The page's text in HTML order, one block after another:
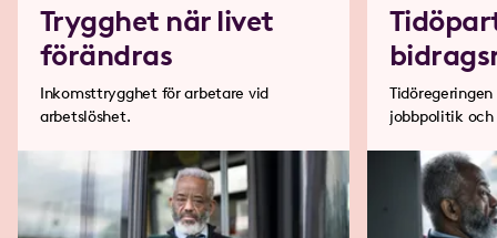
Trygghet när livet
förändras
Inkomsttrygghet för arbetare vid
arbetslöshet.
jobbpolitik